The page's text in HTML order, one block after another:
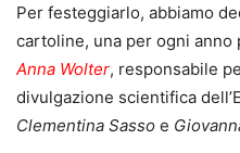
Per festeggiarlo, abbiamo
cartoline, una per ogni anno
Anna Wolter, responsabile
divulgazione scientifica
Clementina Sasso e